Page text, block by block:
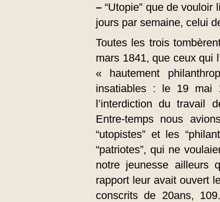
– “Utopie” que de
jours par semaine, celui
Toutes les trois
mars 1841, que ceux qui
« hautement
insatiables : le 19 mai
l’interdiction du travail
Entre-temps nous
“utopistes” et les
“patriotes”, qui ne
notre jeunesse ailleurs
rapport leur avait ouvert
conscrits de 20ans,